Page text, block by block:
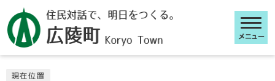
メニュー
現在位置